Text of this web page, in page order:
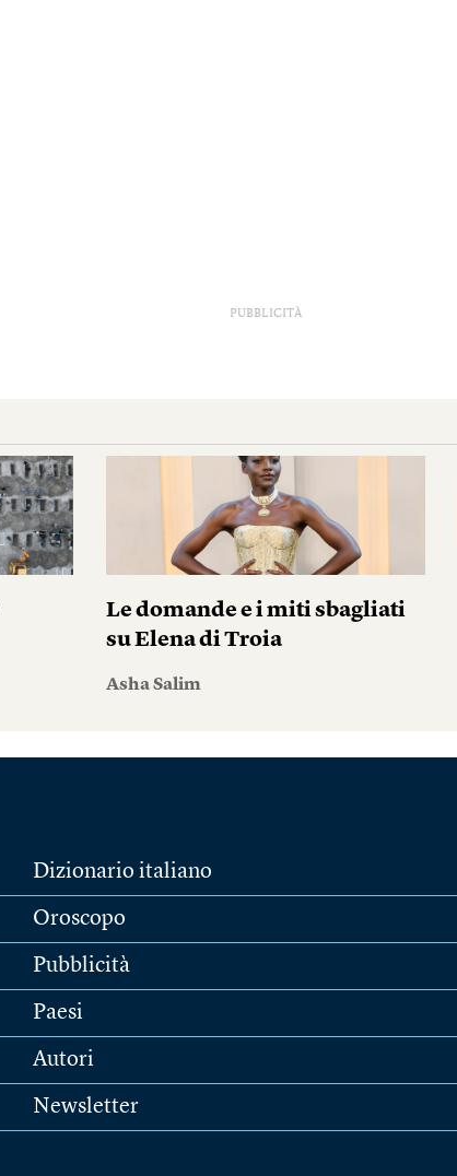
PUBBLICITÀ
Le domande e i miti sbagliati
su Elena di Troia
Asha Salim
Dizionario italiano
Oroscopo
Pubblicità
Paesi
Autori
Newsletter